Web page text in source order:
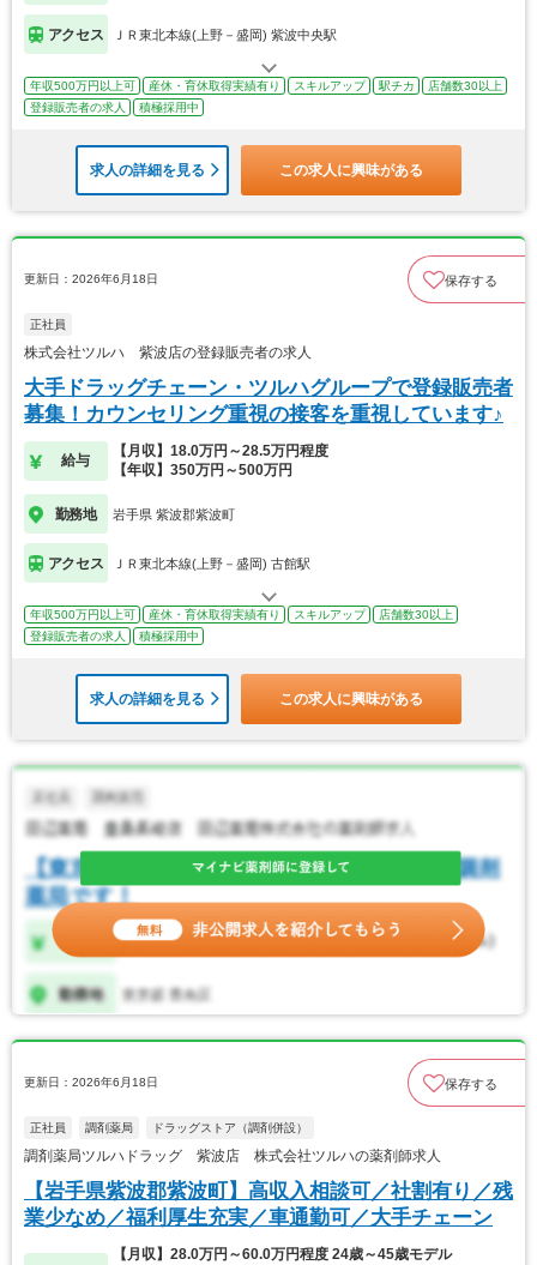
アクセス ＪＲ東北本線(上野－盛岡) 紫波中央駅
年収500万円以上可 産休・育休取得実績有り スキルアップ 駅チカ
店舗数30以上
登録販売者の求人
積極採用中
求人の詳細を見る この求人に興味がある
更新日：2026年6月18日 保存する
正社員
株式会社ツルハ 紫波店の登録販売者の求人
大手ドラッグチェーン・ツルハグループで登録販売者
募集！カウンセリング重視の接客を重視しています♪
給与
【月収】18.0万円～28.5万円程度
【年収】350万円～500万円
勤務地 岩手県 紫波郡紫波町
アクセス ＪＲ東北本線(上野－盛岡) 古館駅
年収500万円以上可 産休・育休取得実績有り スキルアップ
店舗数30以上
登録販売者の求人
積極採用中
求人の詳細を見る この求人に興味がある
更新日：2026年6月18日 保存する
正社員 調剤薬局 ドラッグストア（調剤併設）
調剤薬局ツルハドラッグ 紫波店 株式会社ツルハの薬剤師求人
【岩手県紫波郡紫波町】高収入相談可／社割有り／残
業少なめ／福利厚生充実／車通勤可／大手チェーン
【月収】28.0万円～60.0万円程度 24歳～45歳モデル